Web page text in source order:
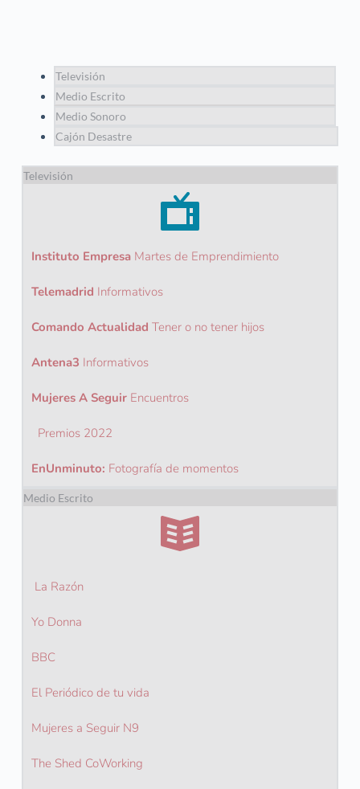
Televisión
Medio Escrito
Medio Sonoro
Cajón Desastre
Televisión
Instituto Empresa Martes de Emprendimiento
Telemadrid Informativos
Comando Actualidad Tener o no tener hijos
Antena3 Informativos
Mujeres A Seguir Encuentros
Premios 2022
EnUnminuto: Fotografía de momentos
Medio Escrito
La Razón
Yo Donna
BBC
El Periódico de tu vida
Mujeres a Seguir N9
The Shed CoWorking